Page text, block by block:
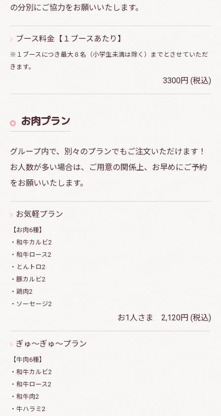
の分別にご協力をお願いいたします。
ブース料金【１ブースあたり】
※１ブースにつき最大８名（小学生未満は除く）までとさせていただ
きます。
3300円 (税込)
お肉プラン
グループ内で、別々のプランでもご注文いただけます！
お人数が多い場合は、ご用意の関係上、お早めにご予約
をお願いいたします。
お気軽プラン
【お肉6種】
・和牛カルビ2
・和牛ロース2
・とんトロ2
・豚カルビ2
・鶏肉2
・ソーセージ2
お1人さま 2,120円 (税込)
ぎゅ～ぎゅ～プラン
【牛肉6種】
・和牛カルビ2
・和牛ロース2
・和牛肉2
・牛ハラミ2